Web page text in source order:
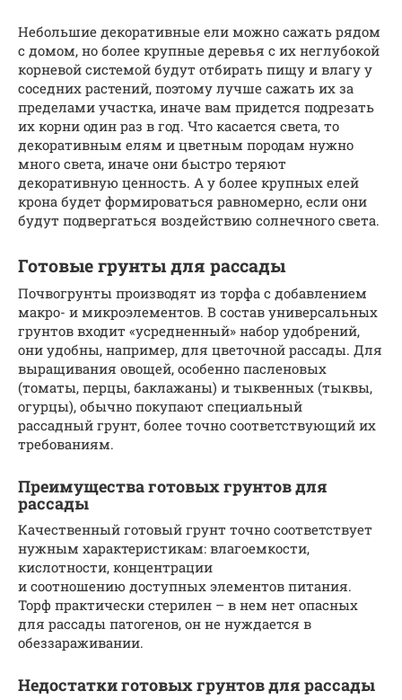
Небольшие декоративные ели можно сажать рядом
с домом, но более крупные деревья с их неглубокой
корневой системой будут отбирать пищу и влагу у
соседних растений, поэтому лучше сажать их за
пределами участка, иначе вам придется подрезать
их корни один раз в год. Что касается света, то
декоративным елям и цветным породам нужно
много света, иначе они быстро теряют
декоративную ценность. А у более крупных елей
крона будет формироваться равномерно, если они
будут подвергаться воздействию солнечного света.
Готовые грунты для рассады
Почвогрунты производят из торфа с добавлением
макро- и микроэлементов. В состав универсальных
грунтов входит «усредненный» набор удобрений,
они удобны, например, для цветочной рассады. Для
выращивания овощей, особенно пасленовых
(томаты, перцы, баклажаны) и тыквенных (тыквы,
огурцы), обычно покупают специальный
рассадный грунт, более точно соответствующий их
требованиям.
Преимущества готовых грунтов для
рассады
Качественный готовый грунт точно соответствует
нужным характеристикам: влагоемкости,
кислотности, концентрации
и соотношению доступных элементов питания.
Торф практически стерилен – в нем нет опасных
для рассады патогенов, он не нуждается в
обеззараживании.
Недостатки готовых грунтов для рассады